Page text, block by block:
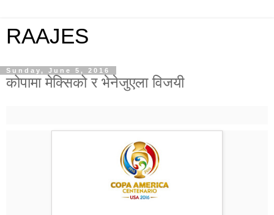
RAAJES
Sunday, June 5, 2016
कोपामा मेक्सिको र भेनेजुएला विजयी